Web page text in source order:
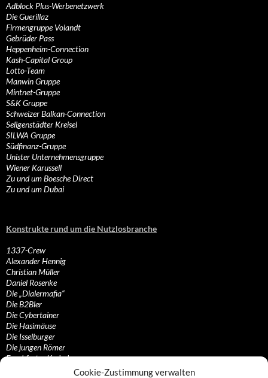
Cookie-Zustimmung verwalten
Adblock Plus-Werbenetzwerk
Die Guerillaz
Firmengruppe Volandt
Gebrüder Pass
Heppenheim-Connection
Kash-Capital Group
Lotto-Team
Manwin Gruppe
Mintnet-Gruppe
S&K Gruppe
Schweizer Balkan-Connection
Seligenstädter Kreisel
SILWA Gruppe
Südfinanz-Gruppe
Unister Unternehmensgruppe
Wiener Karussell
Zu und um Boesche Direct
Zu und um Dubai
Konstrukte rund um die Nutzlosbranche
1337-Crew
Alexander Hennig
Christian Müller
Daniel Rosenke
Die „Dialermafia“
Die B2Bler
Die Cybertainer
Die Hasimäuse
Die Isselburger
Die jungen Römer
Frankfurter Kreisel
Gebrüder Schmidtlein